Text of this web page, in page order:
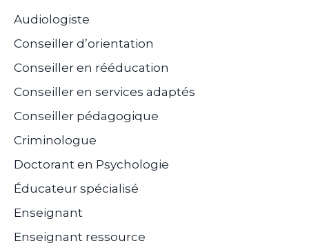
Audiologiste
Conseiller d’orientation
Conseiller en rééducation
Conseiller en services adaptés
Conseiller pédagogique
Criminologue
Doctorant en Psychologie
Éducateur spécialisé
Enseignant
Enseignant ressource